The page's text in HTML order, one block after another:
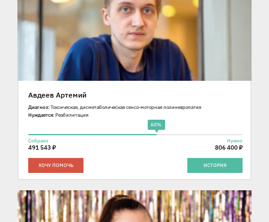
Авдеев Артемий
Диагноз: Токсическая, дисметаболическая сенсо-моторная полиневропатия
Нуждается: Реабилитация
60%
Собрано
491 543 ₽
Нужно
806 400 ₽
ХОЧУ ПОМОЧЬ ИСТОРИЯ